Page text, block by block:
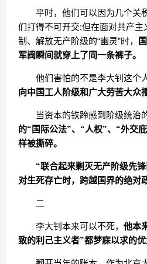
平时，他们可以因为几个关
们打得不可开交;但在面对共产
制、解放无产阶级的“幽灵”时，
军阀瞬间就穿上了同一条裤子。
他们害怕的不是李大钊这个
向中国工人阶级和广大劳苦大众
当资本的铁蹄感到阶级统治的
的“国际公法”、“人权”、“外交
样被撕碎。
“联合起来剿灭无产阶级先
对生死存亡时，跨越国界的绝对
二
李大钊本来可以不死，他本
致的利己主义者”都梦寐以求的优